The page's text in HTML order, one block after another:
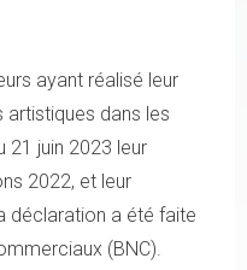
ayant réalisé leur
artistiques dans les
21 juin 2023 leur
2022, et leur
déclaration a été faite
(BNC).